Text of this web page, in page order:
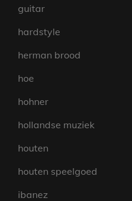
guitar
hardstyle
herman brood
hoe
hohner
hollandse muziek
houten
houten speelgoed
ibanez